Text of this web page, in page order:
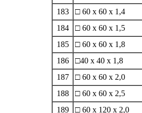
183
□ 60 x 60 x 1,4
184
□ 60 x 60 x 1,5
185
□ 60 x 60 x 1,8
186
□40 x 40 x 1,8
187
□ 60 x 60 x 2,0
188
□ 60 x 60 x 2,5
189
□ 60 x 120 x 2,0